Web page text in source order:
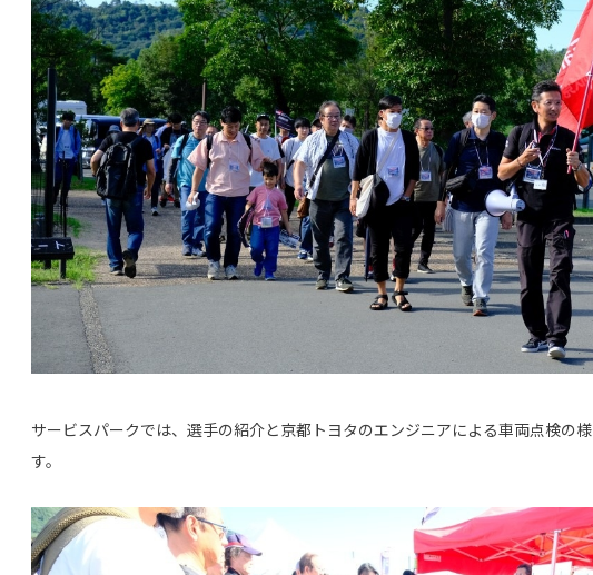
サービスパークでは、選手の紹介と京都トヨタのエンジニアによる車両点検の
す。